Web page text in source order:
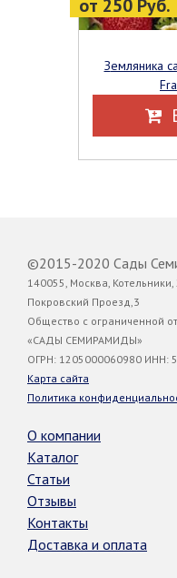
от 250 Руб.
Земляника садовая крупноплодная
©2015-2020 Сады
140055, Москва, Котельники,
Покровский Проезд,3
Общество с ограниченной
«САДЫ СЕМИРАМИДЫ»
ОГРН: 1205000060980 ИНН:
Карта сайта
Политика
О компании
Каталог
Статьи
Отзывы
Контакты
Доставка и оплата